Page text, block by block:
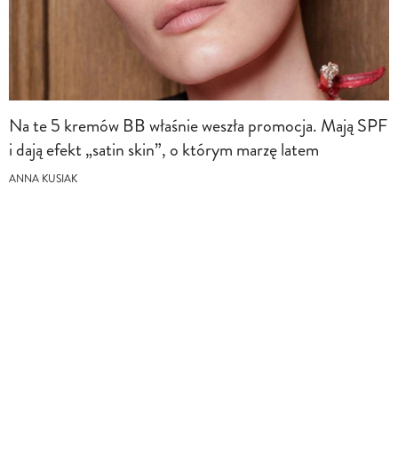
Na te 5 kremów BB właśnie weszła promocja. Mają SPF
i dają efekt „satin skin”, o którym marzę latem
ANNA KUSIAK